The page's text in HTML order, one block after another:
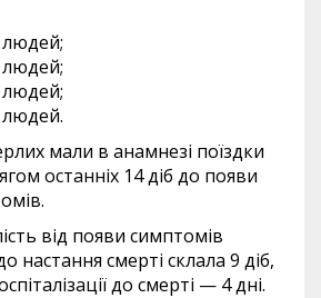
мали в анамнезі поїздки
останніх 14 діб до появи
від появи симптомів
настання смерті склала 9 діб,
до смерті — 4 дні.